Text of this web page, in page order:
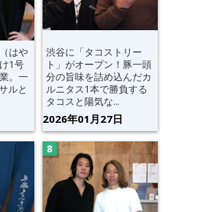
はや
1号
。一
ルと
渋谷に「タコストリー
ト」がオープン！豚一頭
分の旨味を詰め込んだカ
ルニタス1本で勝負する
タコスと陽気な...
2026年01月27日